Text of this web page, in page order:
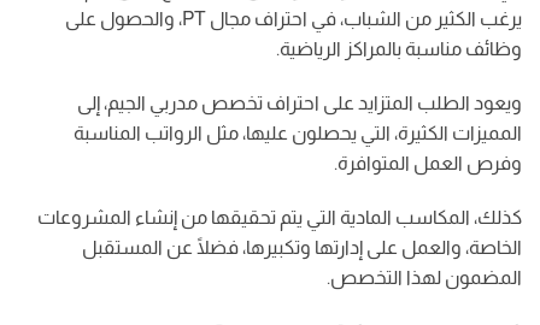
يرغب الكثير من الشباب، في احتراف مجال PT، والحصول على
وظائف مناسبة بالمراكز الرياضية.
ويعود الطلب المتزايد على احتراف تخصص مدربي الجيم، إلى
المميزات الكثيرة، التي يحصلون عليها، مثل الرواتب المناسبة
وفرص العمل المتوافرة.
كذلك، المكاسب المادية التي يتم تحقيقها من إنشاء المشروعات
الخاصة، والعمل على إدارتها وتكبيرها، فضلًا عن المستقبل
المضمون لهذا التخصص.